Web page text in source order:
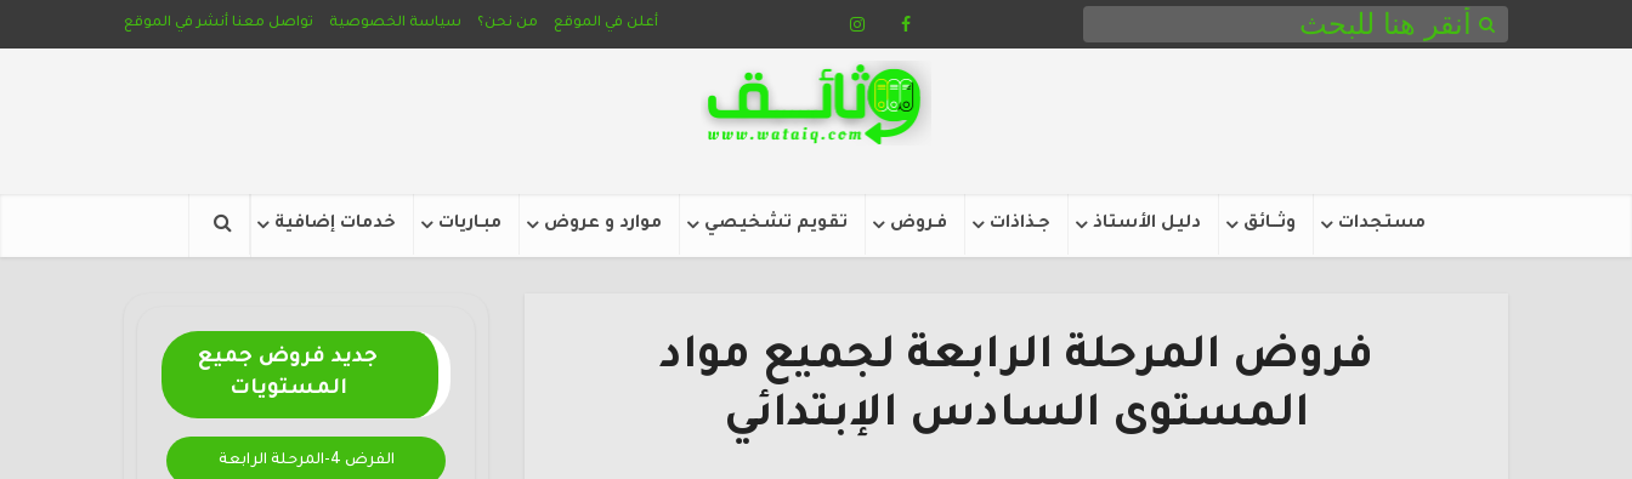
أعلن في الموقع من نحن؟ سياسة الخصوصية تواصل معنا أنشر في الموقع
مستجدات وثـــائق دليل الأستاذ جـذاذات فـروض تقويم تشخيصي موارد و عروض مبـاريات خدمات إضافية
جديد فروض جميع
المستويات
الفرض 4-المرحلة الرابعة
فروض المرحلة الرابعة لجميع مواد
المستوى السادس الإبتدائي